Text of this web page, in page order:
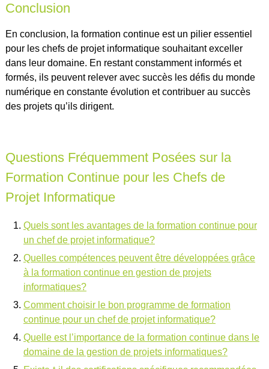
Conclusion
En conclusion, la formation continue est un pilier essentiel
pour les chefs de projet informatique souhaitant exceller
dans leur domaine. En restant constamment informés et
formés, ils peuvent relever avec succès les défis du monde
numérique en constante évolution et contribuer au succès
des projets qu’ils dirigent.
Questions Fréquemment Posées sur la
Formation Continue pour les Chefs de
Projet Informatique
Quels sont les avantages de la formation continue pour
un chef de projet informatique?
Quelles compétences peuvent être développées grâce
à la formation continue en gestion de projets
informatiques?
Comment choisir le bon programme de formation
continue pour un chef de projet informatique?
Quelle est l’importance de la formation continue dans le
domaine de la gestion de projets informatiques?